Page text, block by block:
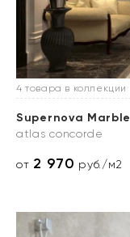
4 товара в коллекции
Supernova Marble
atlas concorde
от 2 970 руб./м2